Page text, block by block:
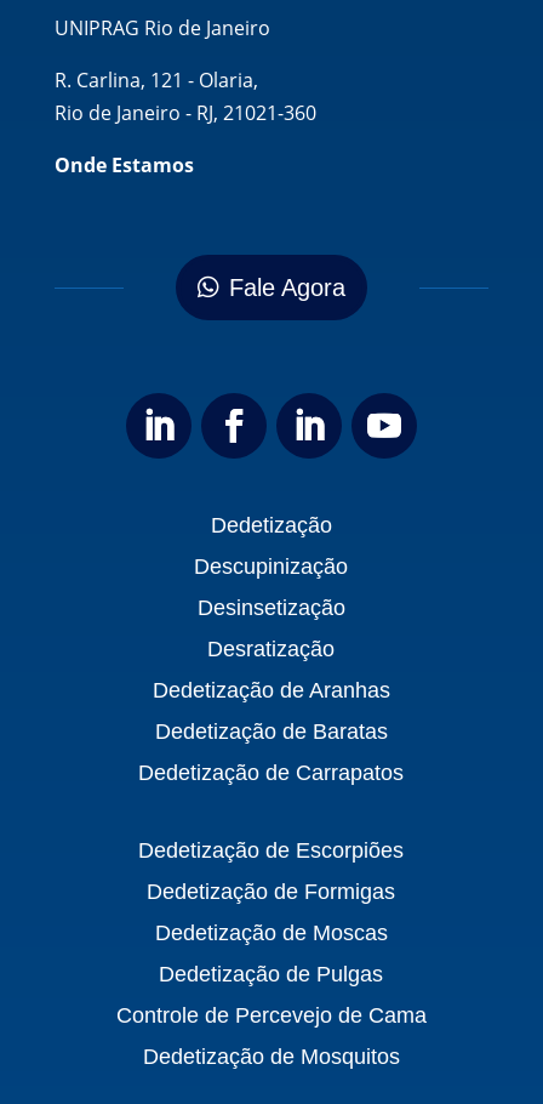
UNIPRAG Rio de Janeiro
R. Carlina, 121 - Olaria,
Rio de Janeiro - RJ, 21021-360
Onde Estamos
Fale Agora
Dedetização
Descupinização
Desinsetização
Desratização
Dedetização de Aranhas
Dedetização de Baratas
Dedetização de Carrapatos
Dedetização de Escorpiões
Dedetização de Formigas
Dedetização de Moscas
Dedetização de Pulgas
Controle de Percevejo de Cama
Dedetização de Mosquitos